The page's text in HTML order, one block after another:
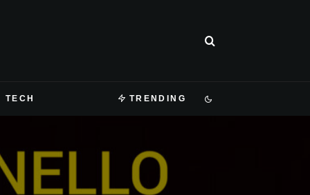
TECH TRENDING